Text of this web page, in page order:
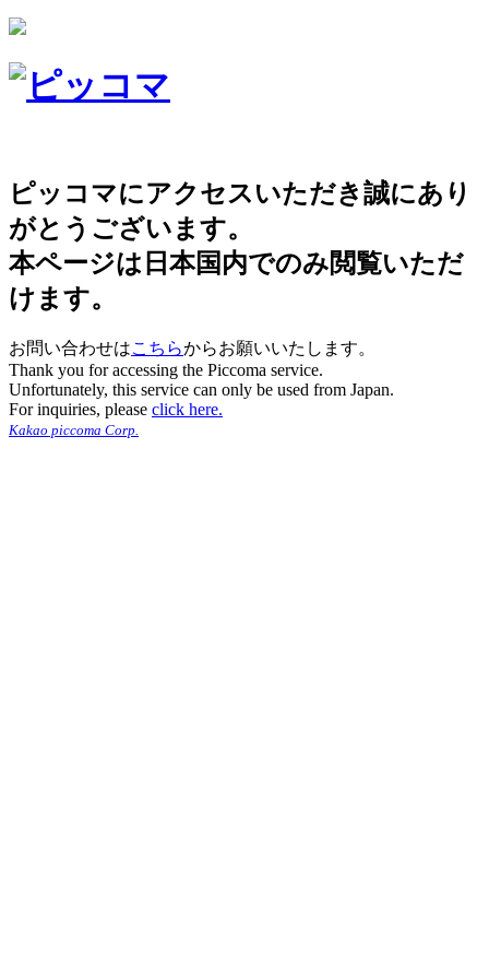
ピッコマにアクセスいただき誠にあり
がとうございます。
本ページは日本国内でのみ閲覧いただ
けます。
お問い合わせはこちらからお願いいたします。
Thank you for accessing the Piccoma service.
Unfortunately, this service can only be used from Japan.
For inquiries, please click here.
Kakao piccoma Corp.